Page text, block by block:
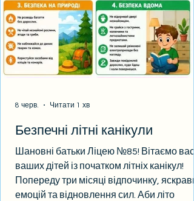
Безпечні літні канікули
Шановні батьки Ліцею №85! Вітаємо вас і
ваших дітей із початком літніх канікул!
Попереду три місяці відпочинку,
емоцій та відновлення сил. Аби літо
8 черв. Читати 1 хв